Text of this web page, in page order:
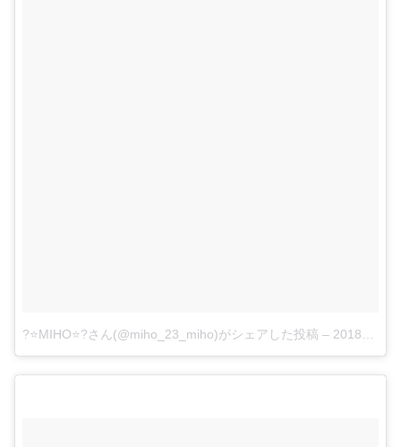
?⭐️MIHO⭐️?さん(@miho_23_miho)がシェアした投稿 – 2018年 5月月24日午前7時04分PDT